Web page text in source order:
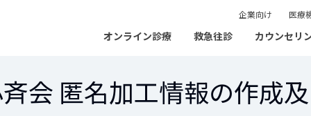
企業向け 医療
オンライン診療 救急往診 カウンセリ
会 匿名加工情報の作成